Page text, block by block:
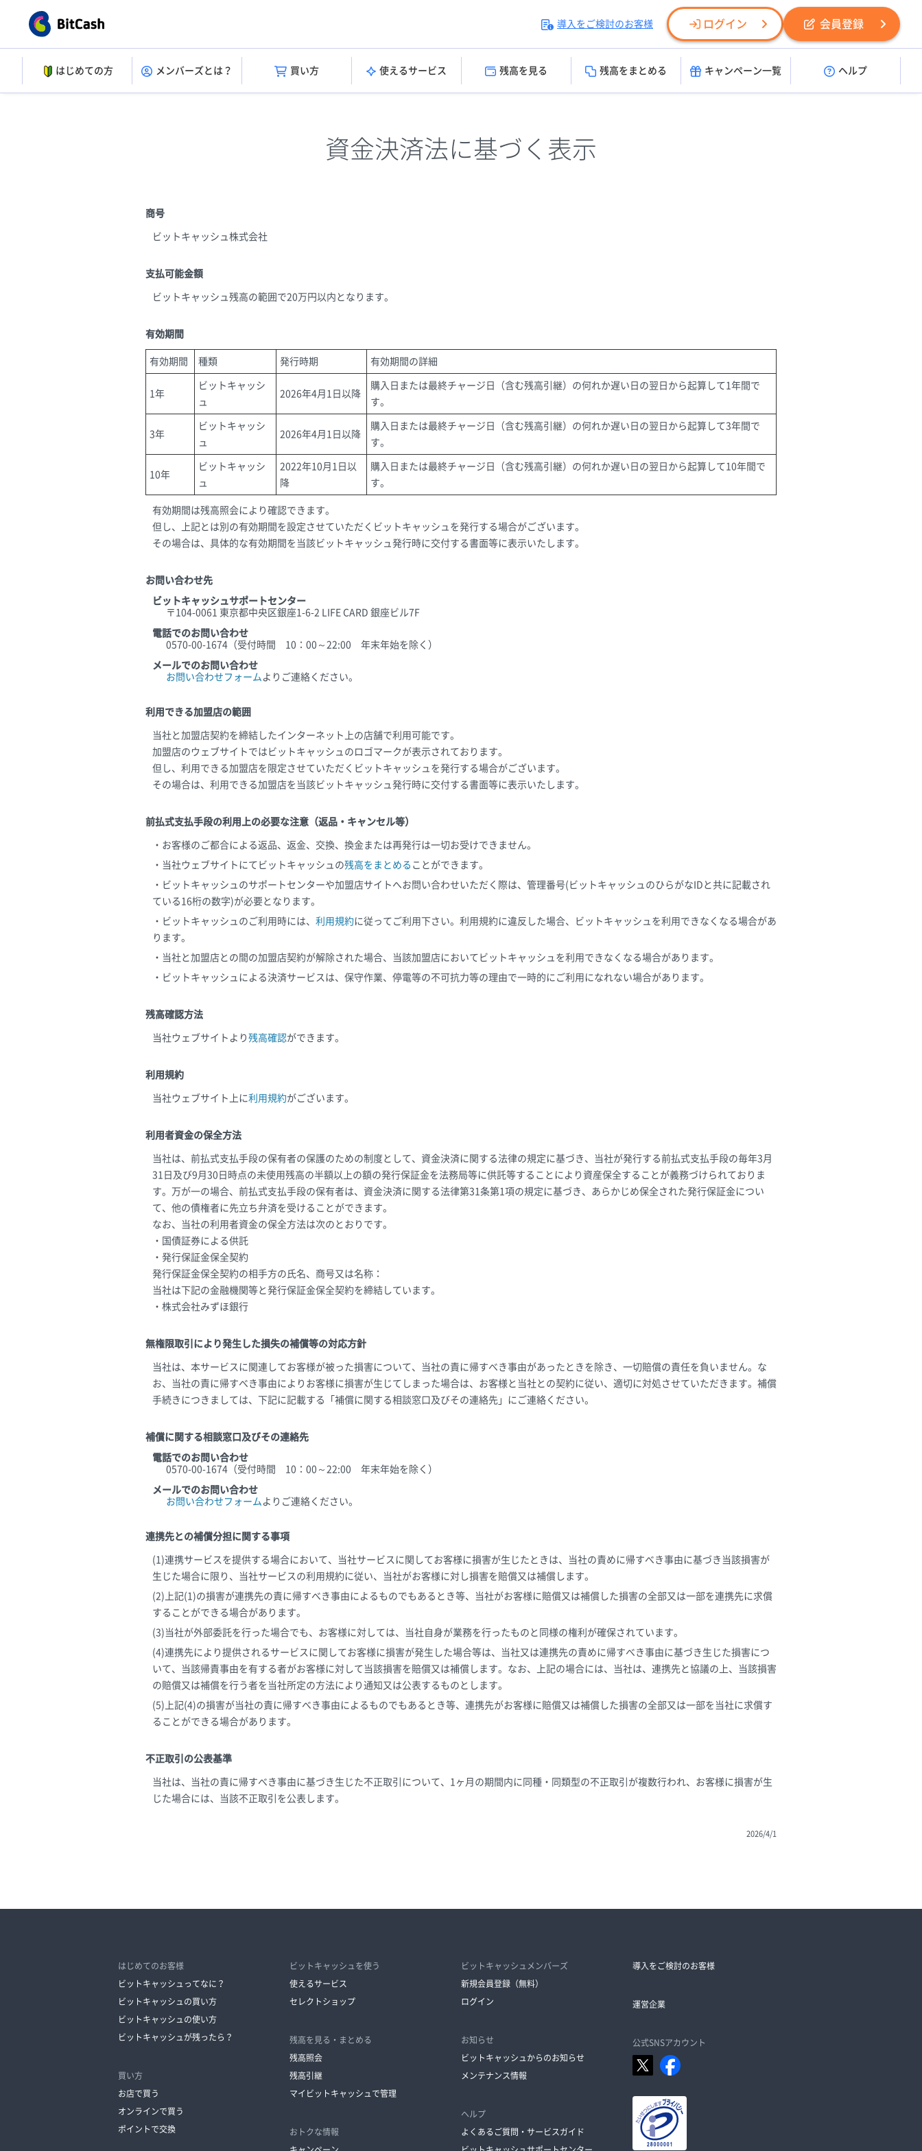
導入をご検討のお客様 ログイン 会員登録
はじめての方 メンバーズとは？ 買い方 使えるサービス 残高を見る 残高をまとめる キャンペーン一覧 ヘルプ
資金決済法に基づく表示
商号
ビットキャッシュ株式会社
支払可能金額
ビットキャッシュ残高の範囲で20万円以内となります。
有効期間
有効期間 種類 発行時期 有効期間の詳細
1年
ビットキャッシ
ュ
2026年4月1日以降
購入日または最終チャージ日（含む残高引継）の何れか遅い日の翌日から起算して1年間で
す。
3年
ビットキャッシ
ュ
2026年4月1日以降
購入日または最終チャージ日（含む残高引継）の何れか遅い日の翌日から起算して3年間で
す。
10年
ビットキャッシ
ュ
2022年10月1日以
降
購入日または最終チャージ日（含む残高引継）の何れか遅い日の翌日から起算して10年間で
す。
有効期間は残高照会により確認できます。
但し、上記とは別の有効期間を設定させていただくビットキャッシュを発行する場合がございます。
その場合は、具体的な有効期間を当該ビットキャッシュ発行時に交付する書面等に表示いたします。
お問い合わせ先
ビットキャッシュサポートセンター
〒104-0061 東京都中央区銀座1-6-2 LIFE CARD 銀座ビル7F
電話でのお問い合わせ
0570-00-1674（受付時間 10：00～22:00 年末年始を除く）
メールでのお問い合わせ
お問い合わせフォーム よりご連絡ください。
利用できる加盟店の範囲
当社と加盟店契約を締結したインターネット上の店舗で利用可能です。
加盟店のウェブサイトではビットキャッシュのロゴマークが表示されております。
但し、利用できる加盟店を限定させていただくビットキャッシュを発行する場合がございます。
その場合は、利用できる加盟店を当該ビットキャッシュ発行時に交付する書面等に表示いたします。
前払式支払手段の利用上の必要な注意（返品・キャンセル等）
・お客様のご都合による返品、返金、交換、換金または再発行は一切お受けできません。
・当社ウェブサイトにてビットキャッシュの残高をまとめる ことができます。
・ビットキャッシュのサポートセンターや加盟店サイトへお問い合わせいただく際は、管理番号(ビットキャッシュのひらがなIDと共に記載され
ている16桁の数字)が必要となります。
・ビットキャッシュのご利用時には、 利用規約に従ってご利用下さい。利用規約に違反した場合、ビットキャッシュを利用できなくなる場合があ
ります。
・当社と加盟店との間の加盟店契約が解除された場合、当該加盟店においてビットキャッシュを利用できなくなる場合があります。
・ビットキャッシュによる決済サービスは、保守作業、停電等の不可抗力等の理由で一時的にご利用になれない場合があります。
残高確認方法
当社ウェブサイトより 残高確認ができます。
利用規約
当社ウェブサイト上に利用規約がございます。
利用者資金の保全方法
当社は、前払式支払手段の保有者の保護のための制度として、資金決済に関する法律の規定に基づき、当社が発行する前払式支払手段の毎年3月
31日及び9月30日時点の未使用残高の半額以上の額の発行保証金を法務局等に供託等することにより資産保全することが義務づけられておりま
す。万が一の場合、前払式支払手段の保有者は、資金決済に関する法律第31条第1項の規定に基づき、あらかじめ保全された発行保証金につい
て、他の債権者に先立ち弁済を受けることができます。
なお、当社の利用者資金の保全方法は次のとおりです。
・国債証券による供託
・発行保証金保全契約
発行保証金保全契約の相手方の氏名、商号又は名称：
当社は下記の金融機関等と発行保証金保全契約を締結しています。
・株式会社みずほ銀行
無権限取引により発生した損失の補償等の対応方針
当社は、本サービスに関連してお客様が被った損害について、当社の責に帰すべき事由があったときを除き、一切賠償の責任を負いません。な
お、当社の責に帰すべき事由によりお客様に損害が生じてしまった場合は、お客様と当社との契約に従い、適切に対処させていただきます。補償
手続きにつきましては、下記に記載する「補償に関する相談窓口及びその連絡先」にご連絡ください。
補償に関する相談窓口及びその連絡先
電話でのお問い合わせ
0570-00-1674（受付時間 10：00～22:00 年末年始を除く）
メールでのお問い合わせ
お問い合わせフォーム よりご連絡ください。
連携先との補償分担に関する事項
(1)連携サービスを提供する場合において、当社サービスに関してお客様に損害が生じたときは、当社の責めに帰すべき事由に基づき当該損害が
生じた場合に限り、当社サービスの利用規約に従い、当社がお客様に対し損害を賠償又は補償します。
(2)上記(1)の損害が連携先の責に帰すべき事由によるものでもあるとき等、当社がお客様に賠償又は補償した損害の全部又は一部を連携先に求償
することができる場合があります。
(3)当社が外部委託を行った場合でも、お客様に対しては、当社自身が業務を行ったものと同様の権利が確保されています。
(4)連携先により提供されるサービスに関してお客様に損害が発生した場合等は、当社又は連携先の責めに帰すべき事由に基づき生じた損害につ
いて、当該帰責事由を有する者がお客様に対して当該損害を賠償又は補償します。なお、上記の場合には、当社は、連携先と協議の上、当該損害
の賠償又は補償を行う者を当社所定の方法により通知又は公表するものとします。
(5)上記(4)の損害が当社の責に帰すべき事由によるものでもあるとき等、連携先がお客様に賠償又は補償した損害の全部又は一部を当社に求償す
ることができる場合があります。
不正取引の公表基準
当社は、当社の責に帰すべき事由に基づき生じた不正取引について、1ヶ月の期間内に同種・同類型の不正取引が複数行われ、お客様に損害が生
じた場合には、当該不正取引を公表します。
2026/4/1
はじめてのお客様
ビットキャッシュってなに？
ビットキャッシュの買い方
ビットキャッシュの使い方
ビットキャッシュが残ったら？
買い方
お店で買う
オンラインで買う
ポイントで交換
ビットキャッシュを使う
使えるサービス
セレクトショップ
残高を見る・まとめる
残高照会
残高引継
マイビットキャッシュで管理
おトクな情報
ビットキャッシュメンバーズ
新規会員登録（無料）
ログイン
お知らせ
ビットキャッシュからのお知らせ
メンテナンス情報
ヘルプ
よくあるご質問・サービスガイド
導入をご検討のお客様
運営企業
公式SNSアカウント